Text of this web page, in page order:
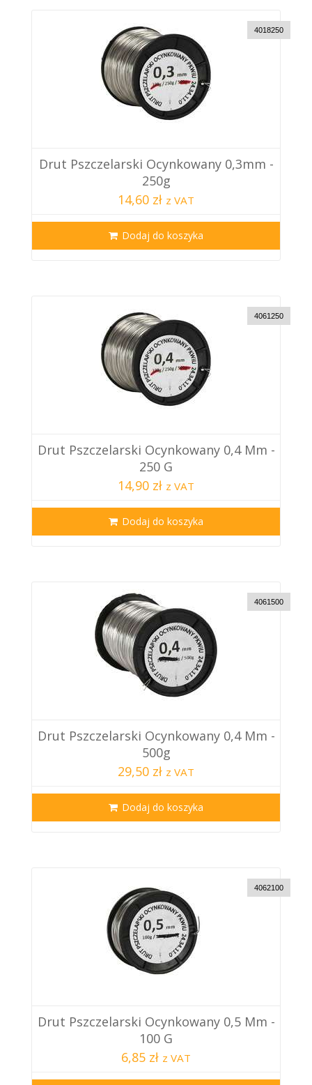
4018250
Drut Pszczelarski Ocynkowany 0,3mm -
250g
14,60 zł z VAT
Dodaj do koszyka
4061250
Drut Pszczelarski Ocynkowany 0,4 Mm -
250 G
14,90 zł z VAT
Dodaj do koszyka
4061500
Drut Pszczelarski Ocynkowany 0,4 Mm -
500g
29,50 zł z VAT
Dodaj do koszyka
4062100
Drut Pszczelarski Ocynkowany 0,5 Mm -
100 G
6,85 zł z VAT